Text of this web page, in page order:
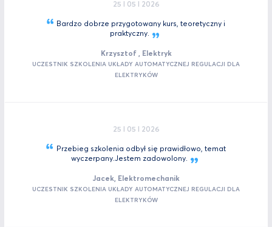
25 I 05 I 2026
Bardzo dobrze przygotowany kurs, teoretyczny i
praktyczny.
Krzysztof , Elektryk
UCZESTNIK SZKOLENIA UKŁADY AUTOMATYCZNEJ REGULACJI DLA
ELEKTRYKÓW
25 I 05 I 2026
Przebieg szkolenia odbył się prawidłowo, temat
wyczerpany.Jestem zadowolony.
Jacek, Elektromechanik
UCZESTNIK SZKOLENIA UKŁADY AUTOMATYCZNEJ REGULACJI DLA
ELEKTRYKÓW